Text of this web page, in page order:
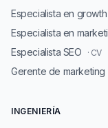
Especialista en growth
Especialista en
Especialista SEO · CV
Gerente de
INGENIERÍA